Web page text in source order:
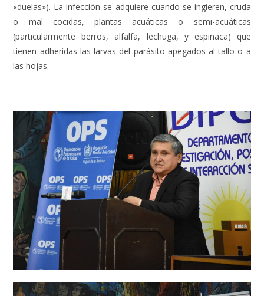
«duelas»). La infección se adquiere cuando se ingieren, cruda
o mal cocidas, plantas acuáticas o semi-acuáticas
(particularmente berros, alfalfa, lechuga, y espinaca) que
tienen adheridas las larvas del parásito apegados al tallo o a
las hojas.